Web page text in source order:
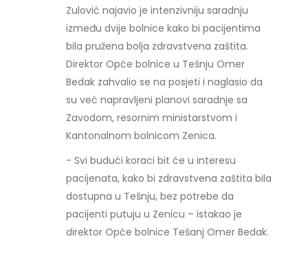
Zulović najavio je intenzivniju saradnju
između dvije bolnice kako bi pacijentima
bila pružena bolja zdravstvena zaštita.
Direktor Opće bolnice u Tešnju Omer
Bedak zahvalio se na posjeti i naglasio da
su već napravljeni planovi saradnje sa
Zavodom, resornim ministarstvom i
Kantonalnom bolnicom Zenica.
- Svi budući koraci bit će u interesu
pacijenata, kako bi zdravstvena zaštita bila
dostupna u Tešnju, bez potrebe da
pacijenti putuju u Zenicu – istakao je
direktor Opće bolnice Tešanj Omer Bedak.